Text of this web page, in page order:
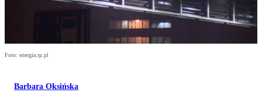
Foto: energia.rp.pl
Barbara Oksińska